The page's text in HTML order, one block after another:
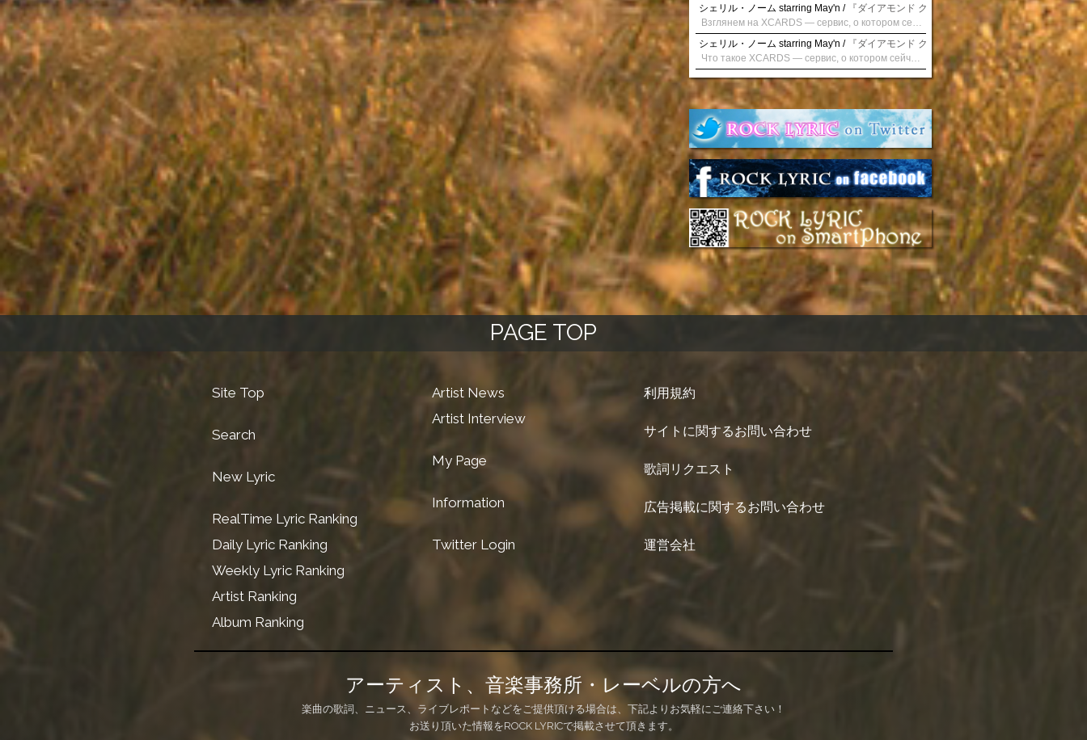
シェリル・ノーム starring May'n / 『ダイアモンド クレバス/射手座☆午後九時 Don't be
シェリル・ノーム starring May'n / 『ダイアモンド クレバス/射手座☆午後九時 Don't be
Что такое XCARDS — сервис, о котором сейчас говорят. Буквально на днях заметил о интересный бренд XCARDS, он помогает создавать онлайн карты чтобы управлять бюджетами. Ключевые преимущества: Выпуск занимает всего считанные минуты. Платформа даёт возможность оформить множество карт для разных целей. Есть поддержка в любое время суток включая персонального менеджера. Есть контроль без задержек — транзакции, уведомления, аналитика — всё под рукой. Возможные нюансы: Регистрация: европейская юрисдикция — желательно убедиться, что сервис можно использовать без нарушений. Финансовые условия: возможно, есть скрытые комиссии, поэтому лучше внимательно прочитать договор. Отзывы пользователей: по отзывам поддержка работает быстро. Надёжность системы: внедрены базовые меры безопасности, но всё равно советую не хранить большие суммы на карте. Вывод: В целом платформа кажется отличным помощником для маркетологов. Платформа сочетает скорость, удобство и гибкость. Как вы думаете? Пользовались ли вы XCARDS? Поделитесь опытом — будет интересно сравнить. Виртуальные карты для бизнеса
PAGE TOP
Site Top
Search
New Lyric
RealTime Lyric Ranking
Daily Lyric Ranking
Weekly Lyric Ranking
Artist Ranking
Album Ranking
Artist News
Artist Interview
My Page
Information
Twitter Login
利用規約
サイトに関するお問い合わせ
歌詞リクエスト
広告掲載に関するお問い合わせ
運営会社
アーティスト、音楽事務所・レーベルの方へ
楽曲の歌詞、ニュース、ライブレポートなどをご提供頂ける場合は、下記よりお気軽にご連絡下さい！
お送り頂いた情報をROCK LYRICで掲載させて頂きます。